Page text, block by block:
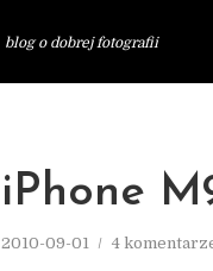
blog o dobrej fotografii
iPhone
2010-09-01 4